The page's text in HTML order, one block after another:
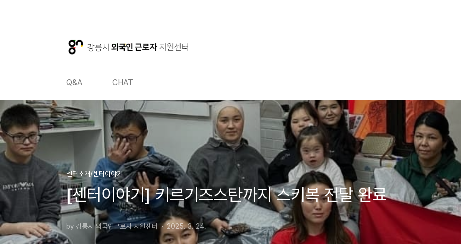
Q&A CHAT
센터소개/센터이야기
[센터이야기] 키르기즈스탄까지 스키복 전달 완료
by 강릉시 외국인근로자 지원센터 2025. 3. 24.